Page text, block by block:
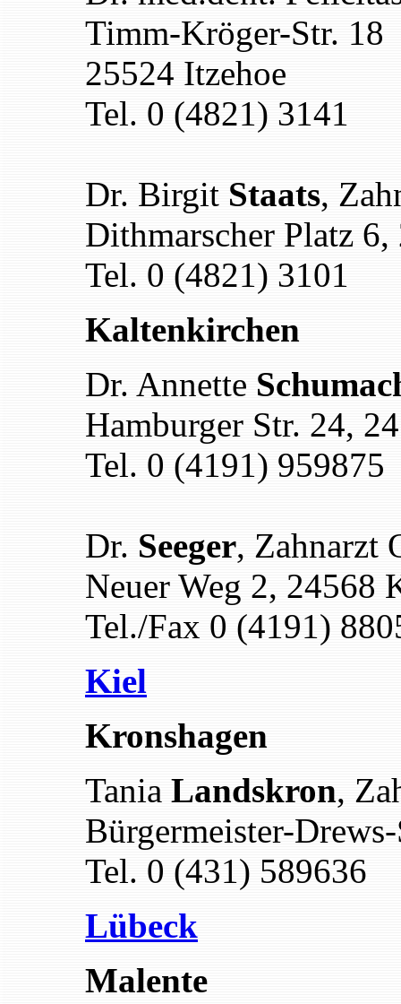
Timm-Kröger-Str. 18
25524 Itzehoe
Tel. 0 (4821) 3141
Dr. Birgit Staats,
Dithmarscher Platz
Tel. 0 (4821) 3101
Kaltenkirchen
Dr. Annette
Hamburger Str. 24,
Tel. 0 (4191) 959875
Dr. Seeger, Zahnarzt
Neuer Weg 2, 24568
Tel./Fax 0 (4191)
Kiel
Kronshagen
Tania Landskron,
Bürgermeister-
Tel. 0 (431) 589636
Lübeck
Malente